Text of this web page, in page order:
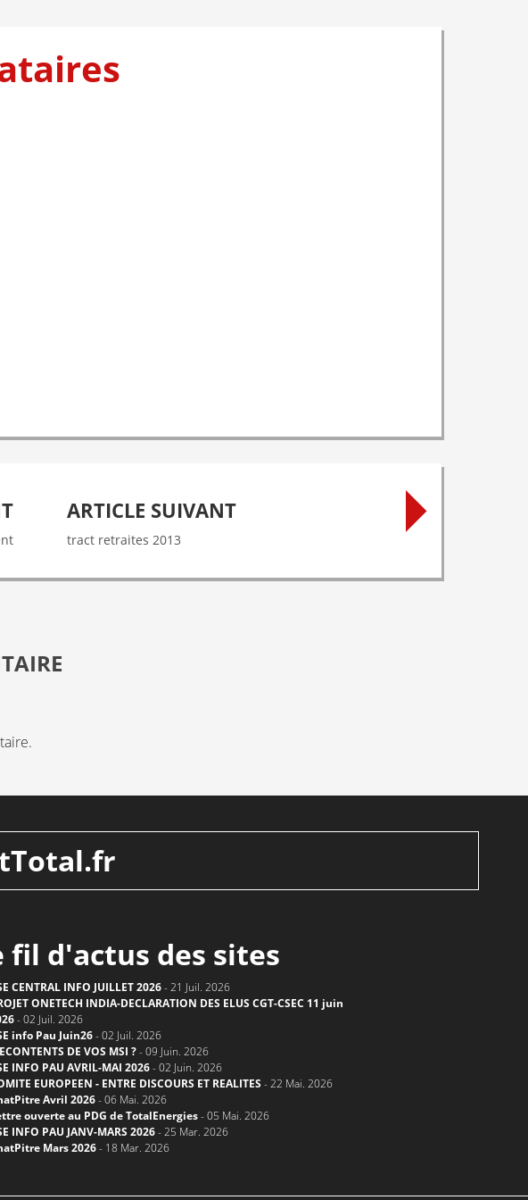
ARTICLE SUIVANT
tract retraites 2013
fil d'actus des sites
CENTRAL INFO JUILLET 2026- 21 Juil. 2026
ONETECH INDIA-DECLARATION DES ELUS CGT-CSEC 11 juin
- 02 Juil. 2026
info Pau Juin26- 02 Juil. 2026
DE VOS MSI ?- 09 Juin. 2026
INFO PAU AVRIL-MAI 2026- 02 Juin. 2026
EUROPEEN - ENTRE DISCOURS ET REALITES - 22 Mai. 2026
Avril 2026- 06 Mai. 2026
ouverte au PDG de TotalEnergies- 05 Mai. 2026
INFO PAU JANV-MARS 2026- 25 Mar. 2026
Mars 2026- 18 Mar. 2026